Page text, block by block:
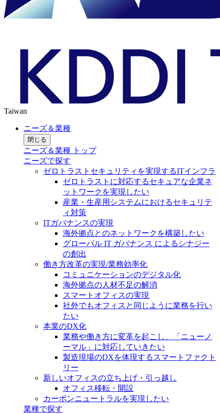
Taiwan
ニーズ＆業種
閉じる
ニーズ＆業種 トップ
ニーズで探す
ゼロトラストセキュリティを実現するITインフラ
ゼロトラストに対応するセキュアな企業ネ
ットワークを実現したい
産業・生産用システムにおけるセキュリテ
ィ対策
ITガバナンスの実現
海外拠点とのネットワークを構築したい
グローバル IT ガバナンス によるシナジー
の創出
働き方改革の実現/業務効率化
コミュニケーションのデジタル化
海外拠点の人材不足の解消
スマートオフィスの実現
社外でもオフィスと同じように業務を行い
たい
本業のDX化
業務や働き方に変革を起こし、「ニューノ
ーマル」に対応していきたい
製造現場のDXを体現するスマートファクト
リー
新しいオフィスの立ち上げ・引っ越し
オフィス移転・開設
カーボンニュートラルを実現したい
業種で探す